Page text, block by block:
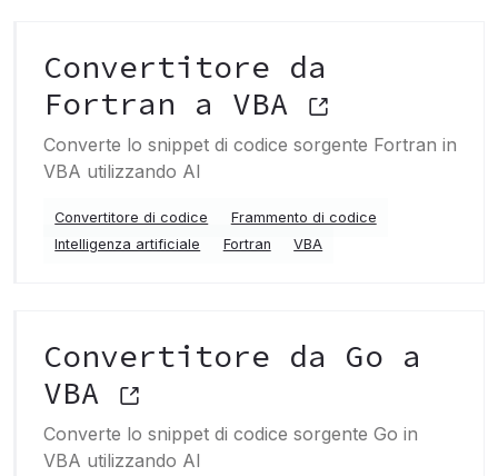
Convertitore da
Fortran a VBA
Converte lo snippet di codice sorgente Fortran in
VBA utilizzando AI
Convertitore di codice
Frammento di codice
Intelligenza artificiale
Fortran VBA
Convertitore da Go a
VBA
Converte lo snippet di codice sorgente Go in
VBA utilizzando AI